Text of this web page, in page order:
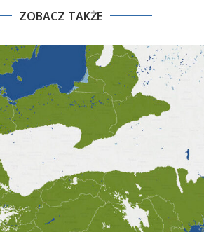
ZOBACZ TAKŻE